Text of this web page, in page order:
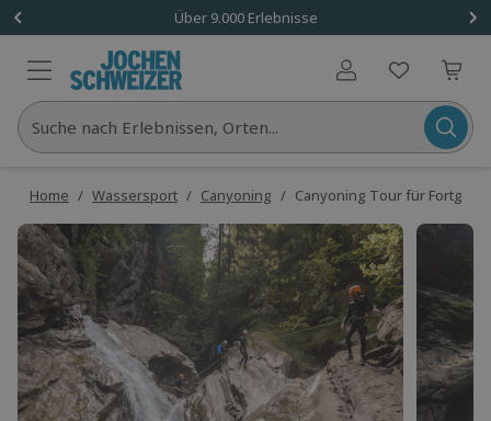
Über 9.000 Erlebnisse
Benutzerkonto
Suche nach Erlebnissen, Orten...
Home / Wassersport / Canyoning / Canyoning Tour für